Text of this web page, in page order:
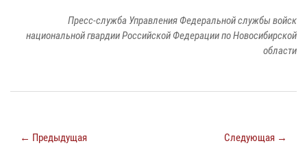
Пресс-служба Управления Федеральной службы войск
национальной гвардии Российской Федерации по Новосибирской
области
← Предыдущая Следующая →